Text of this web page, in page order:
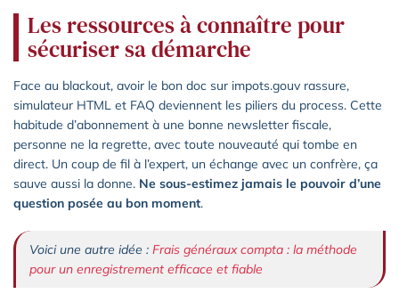
Les ressources à connaître pour
sécuriser sa démarche
Face au blackout, avoir le bon doc sur impots.gouv rassure,
simulateur HTML et FAQ deviennent les piliers du process. Cette
habitude d’abonnement à une bonne newsletter fiscale,
personne ne la regrette, avec toute nouveauté qui tombe en
direct. Un coup de fil à l’expert, un échange avec un confrère, ça
sauve aussi la donne. Ne sous-estimez jamais le pouvoir d’une
question posée au bon moment.
Voici une autre idée : Frais généraux compta : la méthode
pour un enregistrement efficace et fiable